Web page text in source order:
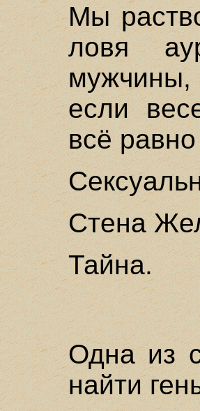
Мы
ловя
если
всё
Стена
Тайна.
Одна из
найти